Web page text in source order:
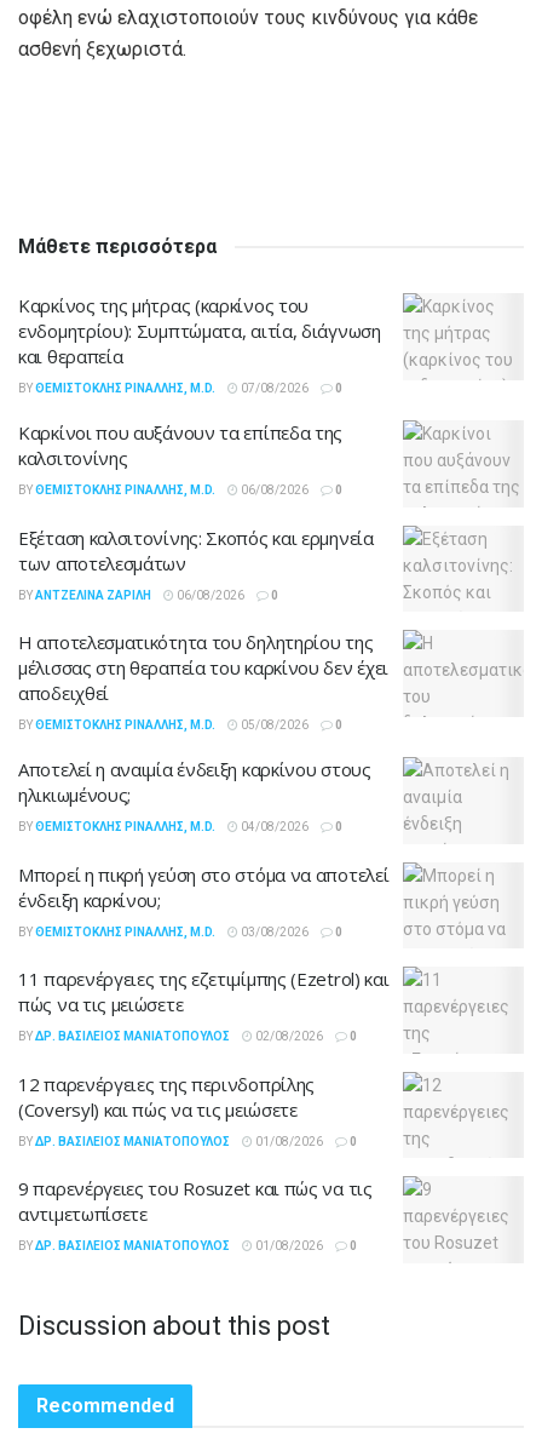
οφέλη ενώ ελαχιστοποιούν τους κινδύνους για κάθε
ασθενή ξεχωριστά.
Μάθετε περισσότερα
Καρκίνος της μήτρας (καρκίνος του
ενδομητρίου): Συμπτώματα, αιτία, διάγνωση
και θεραπεία
BYΘΕΜΙΣΤΟΚΛΉΣ ΡΙΝΆΛΛΗΣ, M.D. 07/08/2026 0
Καρκίνοι που αυξάνουν τα επίπεδα της
καλσιτονίνης
BYΘΕΜΙΣΤΟΚΛΉΣ ΡΙΝΆΛΛΗΣ, M.D. 06/08/2026 0
Εξέταση καλσιτονίνης: Σκοπός και ερμηνεία
των αποτελεσμάτων
BYΑΝΤΖΕΛΊΝΑ ΖΑΡΊΛΗ 06/08/2026 0
Η αποτελεσματικότητα του δηλητηρίου της
μέλισσας στη θεραπεία του καρκίνου δεν έχει
αποδειχθεί
BYΘΕΜΙΣΤΟΚΛΉΣ ΡΙΝΆΛΛΗΣ, M.D. 05/08/2026 0
Αποτελεί η αναιμία ένδειξη καρκίνου στους
ηλικιωμένους;
BYΘΕΜΙΣΤΟΚΛΉΣ ΡΙΝΆΛΛΗΣ, M.D. 04/08/2026 0
Μπορεί η πικρή γεύση στο στόμα να αποτελεί
ένδειξη καρκίνου;
BYΘΕΜΙΣΤΟΚΛΉΣ ΡΙΝΆΛΛΗΣ, M.D. 03/08/2026 0
11 παρενέργειες της εζετιμίμπης (Ezetrol) και
πώς να τις μειώσετε
BYΔΡ. ΒΑΣΊΛΕΙΟΣ ΜΑΝΙΑΤΌΠΟΥΛΟΣ 02/08/2026 0
12 παρενέργειες της περινδοπρίλης
(Coversyl) και πώς να τις μειώσετε
BYΔΡ. ΒΑΣΊΛΕΙΟΣ ΜΑΝΙΑΤΌΠΟΥΛΟΣ 01/08/2026 0
9 παρενέργειες του Rosuzet και πώς να τις
αντιμετωπίσετε
BYΔΡ. ΒΑΣΊΛΕΙΟΣ ΜΑΝΙΑΤΌΠΟΥΛΟΣ 01/08/2026 0
Discussion about this post
Recommended